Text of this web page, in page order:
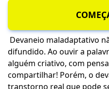
Devaneio maladaptativo
difundido. Ao ouvir a
alguém criativo, com
compartilhar! Porém, o
transtorno real que pode